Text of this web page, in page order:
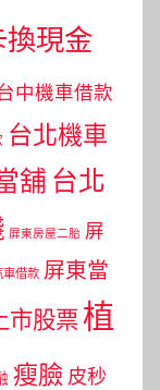
換現金
中機車借款
台北機車
舖 台北
屏東房屋二胎 屏
車借款 屏東當
市股票植
瘦臉 皮秒